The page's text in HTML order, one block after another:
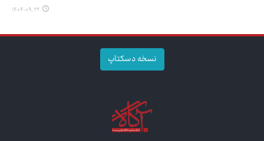
۱۴۰۴.۰۹.۲۲
نسخه دسکتاپ